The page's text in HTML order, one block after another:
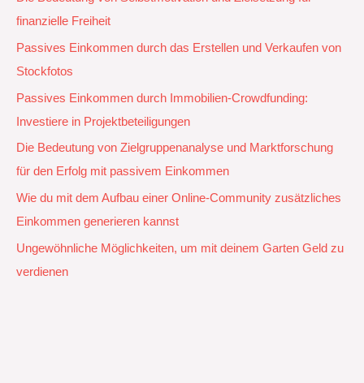
finanzielle Freiheit
Passives Einkommen durch das Erstellen und Verkaufen von
Stockfotos
Passives Einkommen durch Immobilien-Crowdfunding:
Investiere in Projektbeteiligungen
Die Bedeutung von Zielgruppenanalyse und Marktforschung
für den Erfolg mit passivem Einkommen
Wie du mit dem Aufbau einer Online-Community zusätzliches
Einkommen generieren kannst
Ungewöhnliche Möglichkeiten, um mit deinem Garten Geld zu
verdienen